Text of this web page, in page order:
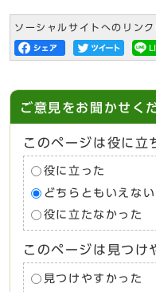
ソーシャルサイトへのリン
ご意見をお聞かせく
このページは役に立
役に立った
どちらともいえない
役に立たなかった
このページは見つけ
見つけやすかった